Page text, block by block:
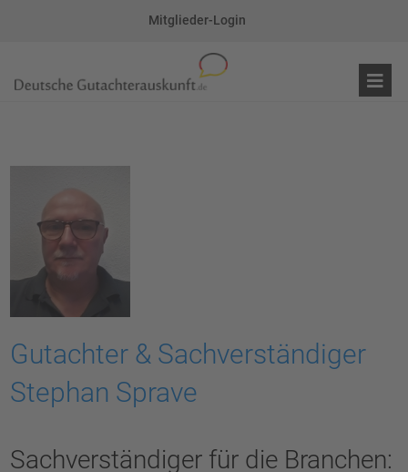
Mitglieder-Login
Gutachter & Sachverständiger
Stephan Sprave
Sachverständiger für die Branchen: